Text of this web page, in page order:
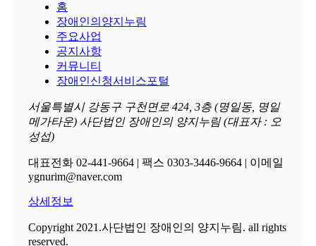
홈
장애인의양지누림
주요사업
공지사항
커뮤니티
장애인신청서비스포털
서울특별시 강동구 구천면로 424, 3층 (명일동, 명일
메가타운) 사단법인 장애인의 양지누림 (대표자 : 오
성섭)
대표전화 02-441-9664 | 팩스 0303-3446-9664 | 이메일
ygnurim@naver.com
상세정보
Copyright 2021.사단법인 장애인의 양지누림. all rights
reserved.